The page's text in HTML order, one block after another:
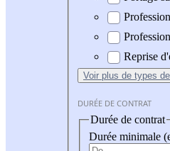
Reprise
Voir plus de types
DURÉE DE CONTRAT
Durée de contrat
Durée minimale